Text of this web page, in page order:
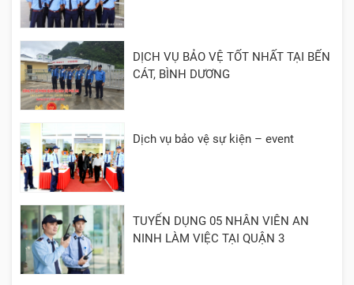
DỊCH VỤ BẢO VỆ TỐT NHẤT TẠI BẾN
CÁT, BÌNH DƯƠNG
Dịch vụ bảo vệ sự kiện – event
TUYỂN DỤNG 05 NHÂN VIÊN AN
NINH LÀM VIỆC TẠI QUẬN 3